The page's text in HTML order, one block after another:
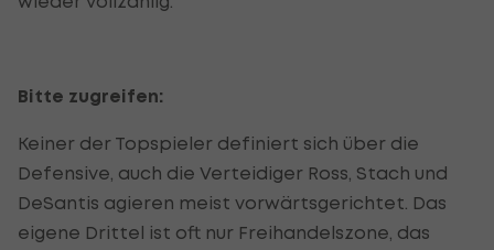
Bitte zugreifen:
Keiner der Topspieler definiert sich über die
Defensive, auch die Verteidiger Ross, Stach und
DeSantis agieren meist vorwärtsgerichtet. Das
eigene Drittel ist oft nur Freihandelszone, das